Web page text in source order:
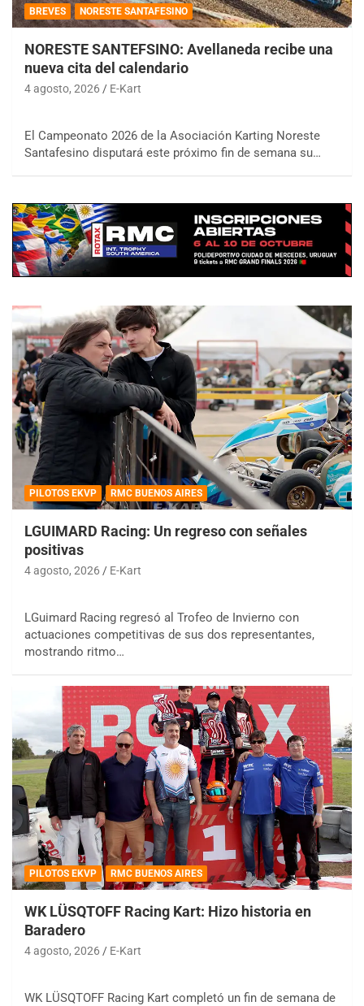
BREVES NORESTE SANTAFESINO
NORESTE SANTEFSINO: Avellaneda recibe una
nueva cita del calendario
4 agosto, 2026 E-Kart
El Campeonato 2026 de la Asociación Karting Noreste
Santafesino disputará este próximo fin de semana su…
PILOTOS EKVP RMC BUENOS AIRES
LGUIMARD Racing: Un regreso con señales
positivas
4 agosto, 2026 E-Kart
LGuimard Racing regresó al Trofeo de Invierno con
actuaciones competitivas de sus dos representantes,
mostrando ritmo…
PILOTOS EKVP RMC BUENOS AIRES
WK LÜSQTOFF Racing Kart: Hizo historia en
Baradero
4 agosto, 2026 E-Kart
WK LÜSQTOFF Racing Kart completó un fin de semana de
08/09-AGO